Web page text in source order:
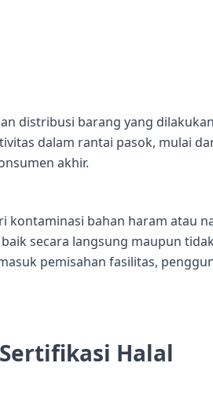
distribusi barang yang dilakukan
dalam rantai pasok, mulai
akhir.
kontaminasi bahan haram atau
secara langsung maupun tidak
pemisahan fasilitas,
Halal